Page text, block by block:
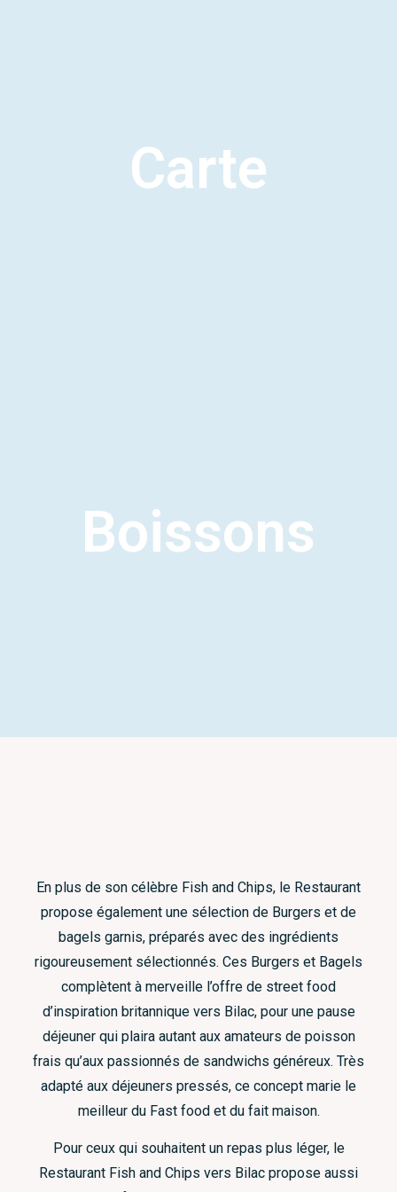
Carte
Boissons
En plus de son célèbre Fish and Chips, le Restaurant
propose également une sélection de Burgers et de
bagels garnis, préparés avec des ingrédients
rigoureusement sélectionnés. Ces Burgers et Bagels
complètent à merveille l’offre de street food
d’inspiration britannique vers Bilac, pour une pause
déjeuner qui plaira autant aux amateurs de poisson
frais qu’aux passionnés de sandwichs généreux. Très
adapté aux déjeuners pressés, ce concept marie le
meilleur du Fast food et du fait maison.
Pour ceux qui souhaitent un repas plus léger, le
Restaurant Fish and Chips vers Bilac propose aussi